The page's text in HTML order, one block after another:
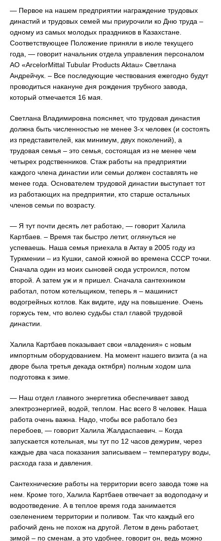
— Первое на нашем предприятии награждение трудовых
династий и трудовых семей мы приурочили ко Дню труда –
одному из самых молодых праздников в Казахстане.
Соответствующее Положение приняли в июле текущего
года, — говорит начальник отдела управления персоналом
АО «ArcelorMittal Tubular Products Aktau» Светлана
Андрейчук. – Все последующие чествования ежегодно будут
проводиться накануне дня рождения трубного завода,
который отмечается 16 мая.
Светлана Владимировна поясняет, что трудовая династия
должна быть численностью не менее 3-х человек (и состоять
из представителей, как минимум, двух поколений), а
трудовая семья – это семья, состоящая из не менее чем
четырех родственников. Стаж работы на предприятии
каждого члена династии или семьи должен составлять не
менее года. Основателем трудовой династии выступает тот
из работающих на предприятии, кто старше остальных
членов семьи по возрасту.
— Я тут почти десять лет работаю, — говорит Халила
Картбаев. – Время так быстро летит, оглянуться не
успеваешь. Наша семья приехала в Актау в 2005 году из
Туркмении – из Кушки, самой южной во времена СССР точки.
Сначала один из моих сыновей сюда устроился, потом
второй. А затем уж и я пришел. Сначала сантехником
работал, потом котельщиком, теперь я – машинист
водогрейных котлов. Как видите, иду на повышение. Очень
горжусь тем, что волею судьбы стал главой трудовой
династии.
Халила Картбаев показывает свои «владения» с новым
импортным оборудованием. На момент нашего визита (а на
дворе была третья декада октября) полным ходом шла
подготовка к зиме.
— Наш отдел главного энергетика обеспечивает завод
электроэнергией, водой, теплом. Нас всего 8 человек. Наша
работа очень важна. Надо, чтобы все работало без
перебоев, — говорит Халила Жалдаспаевич. – Когда
запускается котельная, мы тут по 12 часов дежурим, через
каждые два часа показания записываем – температуру воды,
расхода газа и давления.
Сантехнические работы на территории всего завода тоже на
нем. Кроме того, Халила Картбаев отвечает за водоподачу и
водоотведение. А в теплое время года занимается
озеленением территории и поливом. Так что каждый его
рабочий день не похож на другой. Летом в день работает,
зимой – по сменам, а это удобнее, говорит он, ведь можно